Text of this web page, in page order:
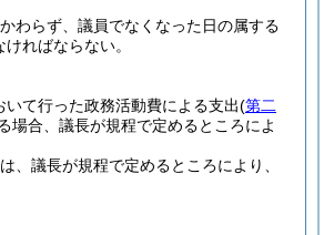
わらず、議員でなくなった日の属する
ればならない。
て行った政務活動費による支出(第二
場合、議長が規程で定めるところによ
、議長が規程で定めるところにより、